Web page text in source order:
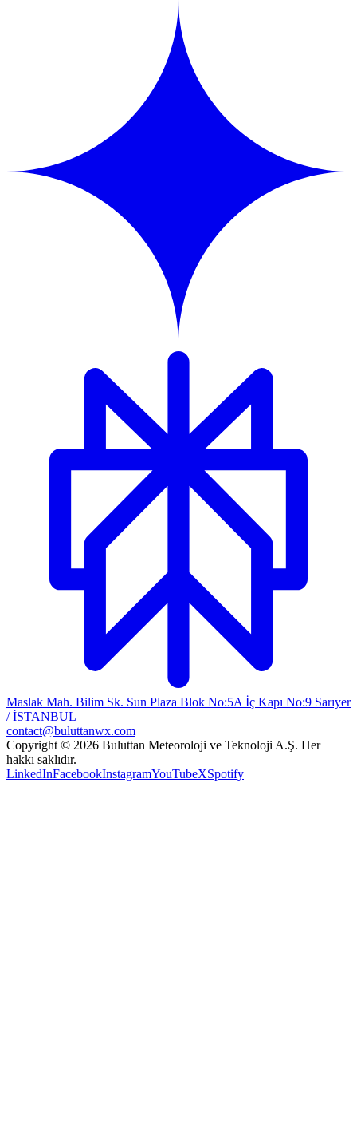
Maslak Mah. Bilim Sk. Sun Plaza Blok No:5A İç Kapı No:9 Sarıyer
/ İSTANBUL
contact@buluttanwx.com
Copyright © 2026 Buluttan Meteoroloji ve Teknoloji A.Ş. Her
hakkı saklıdır.
LinkedInFacebookInstagramYouTubeXSpotify